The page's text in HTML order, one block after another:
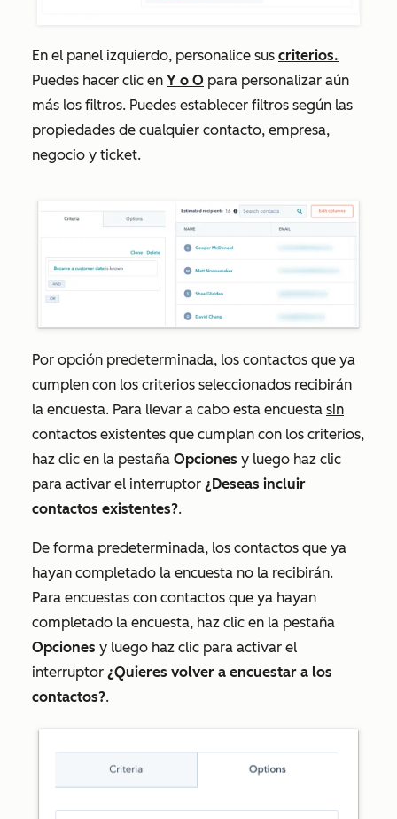
En el panel izquierdo, personalice sus criterios.
Puedes hacer clic en Y o O para personalizar aún
más los filtros. Puedes establecer filtros según las
propiedades de cualquier contacto, empresa,
negocio y ticket.
Por opción predeterminada, los contactos que ya
cumplen con los criterios seleccionados recibirán
la encuesta. Para llevar a cabo esta encuesta sin
contactos existentes que cumplan con los criterios,
haz clic en la pestaña Opciones y luego haz clic
para activar el interruptor ¿Deseas incluir
contactos existentes?.
De forma predeterminada, los contactos que ya
hayan completado la encuesta no la recibirán.
Para encuestas con contactos que ya hayan
completado la encuesta, haz clic en la pestaña
Opciones y luego haz clic para activar el
interruptor ¿Quieres volver a encuestar a los
contactos?.